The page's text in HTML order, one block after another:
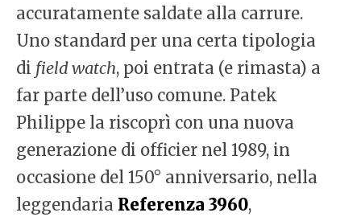
accuratamente saldate alla carrure.
Uno standard per una certa tipologia
di field watch, poi entrata (e rimasta) a
far parte dell’uso comune. Patek
Philippe la riscoprì con una nuova
generazione di officier nel 1989, in
occasione del 150° anniversario, nella
leggendaria Referenza 3960,